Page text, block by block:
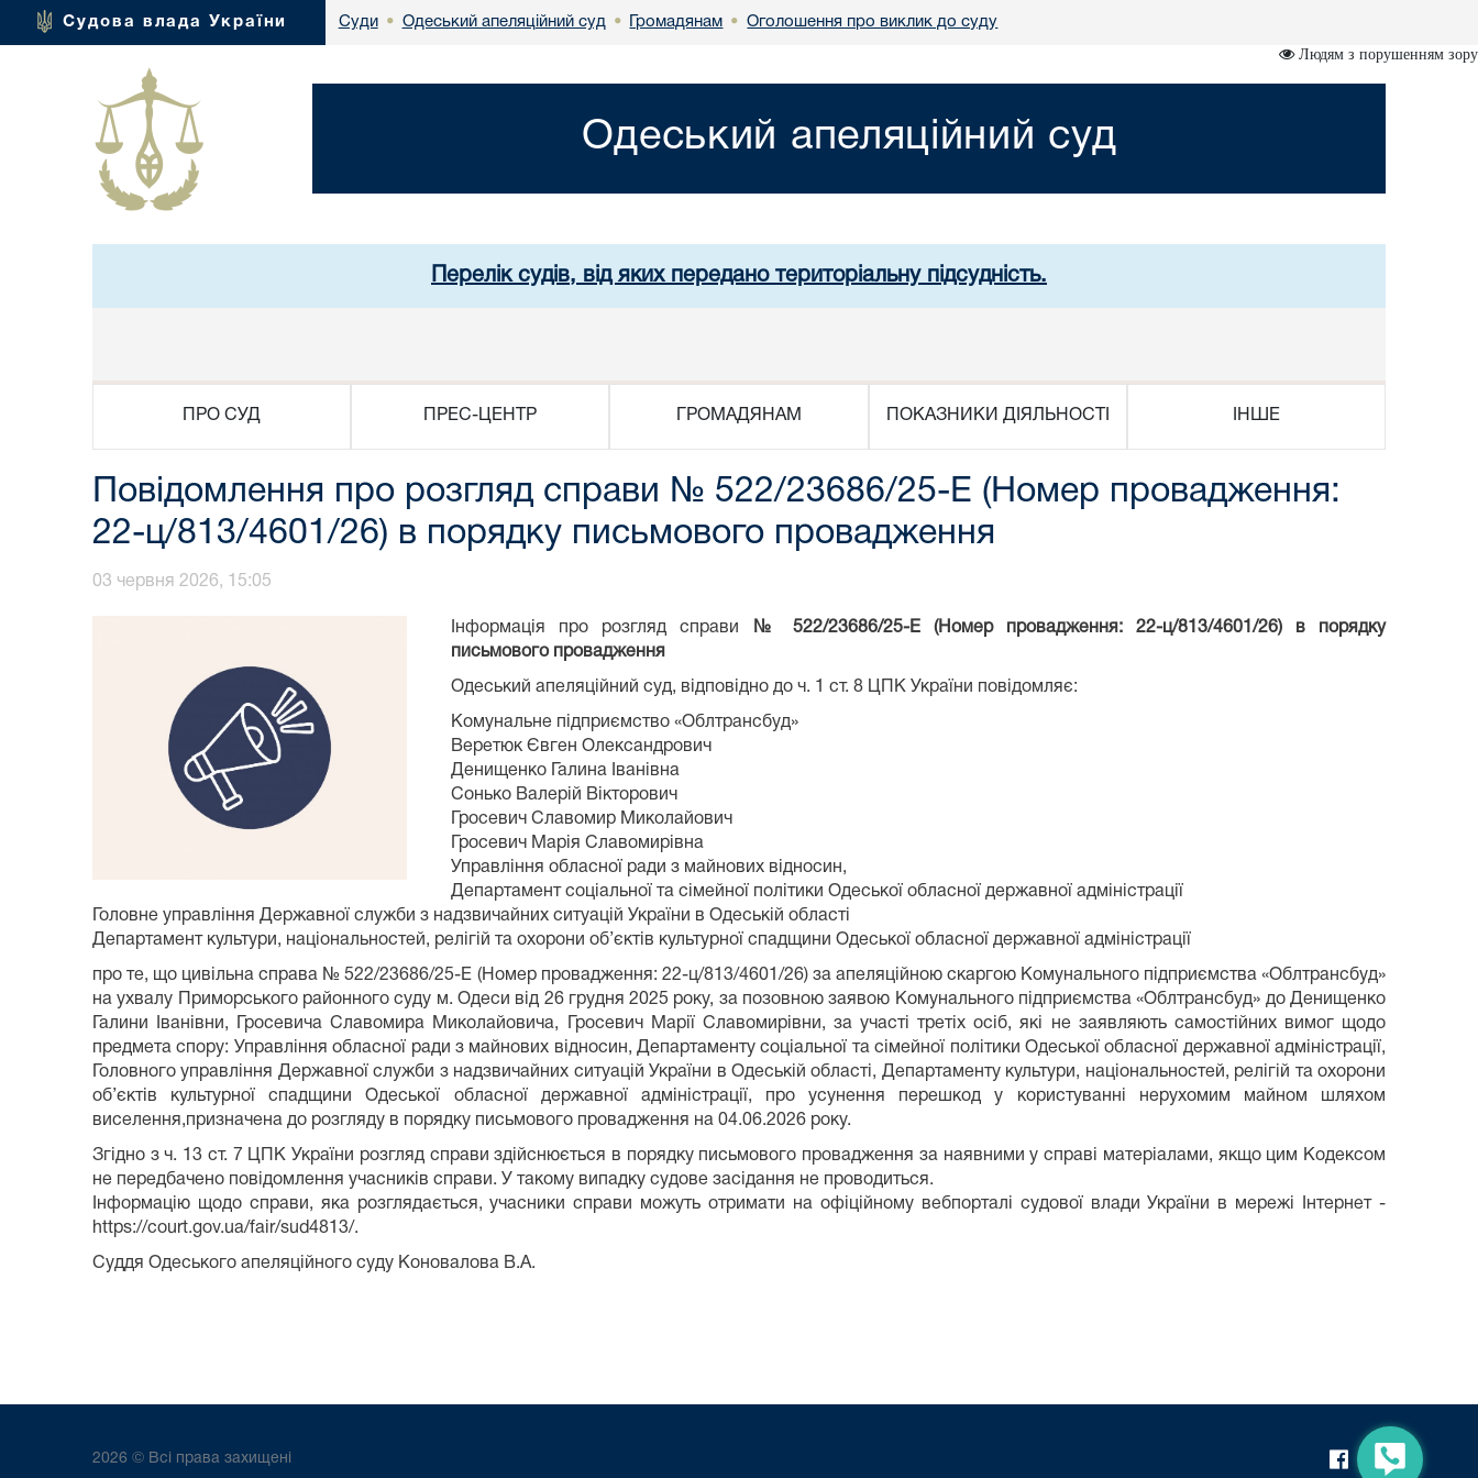
Судова влада України Суди • Одеський апеляційний суд • Громадянам • Оголошення про виклик до суду
Людям з порушенням зору
Одеський апеляційний суд
Перелік судів, від яких передано територіальну підсудність.
ПРО СУД ПРЕС-ЦЕНТР ГРОМАДЯНАМ ПОКАЗНИКИ ДІЯЛЬНОСТІ ІНШЕ
Повідомлення про розгляд справи № 522/23686/25-Е (Номер провадження:
22-ц/813/4601/26) в порядку письмового провадження
03 червня 2026, 15:05
Інформація про розгляд справи
№ 522/23686/25-Е (Номер провадження: 22-ц/813/4601/26) в порядку
письмового провадження
Одеський апеляційний суд, відповідно до ч. 1 ст. 8 ЦПК України повідомляє:
Комунальне підприємство «Облтрансбуд»
Веретюк Євген Олександрович
Денищенко Галина Іванівна
Сонько Валерій Вікторович
Гросевич Славомир Миколайович
Гросевич Марія Славомирівна
Управління обласної ради з майнових відносин,
Департамент соціальної та сімейної політики Одеської обласної державної адміністрації
Головне управління Державної служби з надзвичайних ситуацій України в Одеській області
Департамент культури, національностей, релігій та охорони об’єктів культурної спадщини Одеської обласної державної адміністрації
про те, що цивільна справа № 522/23686/25-Е (Номер провадження: 22-ц/813/4601/26) за апеляційною скаргою Комунального підприємства «Облтрансбуд»
на ухвалу Приморського районного суду м. Одеси від 26 грудня 2025 року, за позовною заявою Комунального підприємства «Облтрансбуд» до Денищенко
Галини Іванівни, Гросевича Славомира Миколайовича, Гросевич Марії Славомирівни, за участі третіх осіб, які не заявляють самостійних вимог щодо
предмета спору: Управління обласної ради з майнових відносин, Департаменту соціальної та сімейної політики Одеської обласної державної адміністрації,
Головного управління Державної служби з надзвичайних ситуацій України в Одеській області, Департаменту культури, національностей, релігій та охорони
об’єктів культурної спадщини Одеської обласної державної адміністрації, про усунення перешкод у користуванні нерухомим майном шляхом
виселення,призначена до розгляду в порядку письмового провадження на 04.06.2026 року.
Згідно з ч. 13 ст. 7 ЦПК України розгляд справи здійснюється в порядку письмового провадження за наявними у справі матеріалами, якщо цим Кодексом
не передбачено повідомлення учасників справи. У такому випадку судове засідання не проводиться.
Інформацію щодо справи, яка розглядається, учасники справи можуть отримати на офіційному вебпорталі судової влади України в мережі Інтернет -
https://court.gov.ua/fair/sud4813/.
Суддя Одеського апеляційного суду Коновалова В.А.
2026 © Всі права захищені